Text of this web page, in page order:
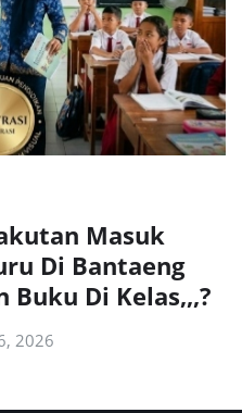
Masuk
Di Bantaeng
Buku Di Kelas,,,?
2026